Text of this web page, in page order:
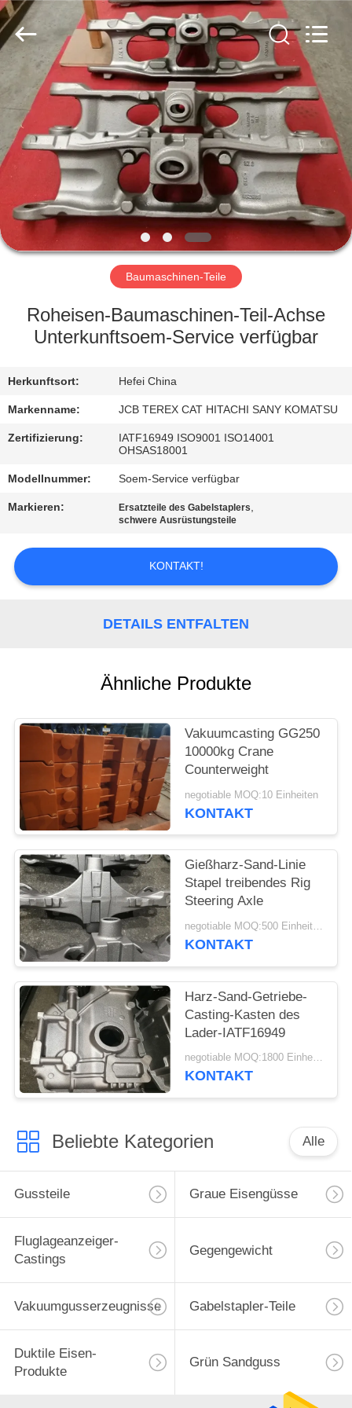
HAUS
PRODUKTE
ÜBER
UNS
FABRIK-
QUALITÄTSKONTROLLE
TRETEN
SIE
MIT
IN
VERBINDUNG
NACHRICHTEN
SITEMAP
PRIVACY
POLICY
&
Forging
Factory.
All
Rights
Reserved.
Developed
by
Baumaschinen-Teile
Roheisen-Baumaschinen-Teil-Achse
Unterkunftsoem-Service verfügbar
Herkunftsort: Hefei China
Markenname: JCB TEREX CAT HITACHI SANY KOMATSU
Zertifizierung:
IATF16949 ISO9001 ISO14001
OHSAS18001
Modellnummer: Soem-Service verfügbar
Markieren: Ersatzteile des Gabelstaplers,
schwere Ausrüstungsteile
KONTAKT!
DETAILS ENTFALTEN
Ähnliche Produkte
Vakuumcasting GG250
10000kg Crane
Counterweight
negotiable MOQ:10 Einheiten
KONTAKT
Gießharz-Sand-Linie
Stapel treibendes Rig
Steering Axle
negotiable MOQ:500 Einheiten
KONTAKT
Harz-Sand-Getriebe-
Casting-Kasten des
Lader-IATF16949
negotiable MOQ:1800 Einheiten
KONTAKT
Beliebte Kategorien Alle
Gussteile Graue Eisengüsse
Fluglageanzeiger-
Castings
Gegengewicht
Vakuumgusserzeugnisse Gabelstapler-Teile
Duktile Eisen-
Produkte
Grün Sandguss